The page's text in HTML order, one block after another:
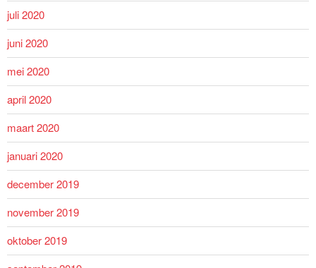
juli 2020
juni 2020
mei 2020
april 2020
maart 2020
januari 2020
december 2019
november 2019
oktober 2019